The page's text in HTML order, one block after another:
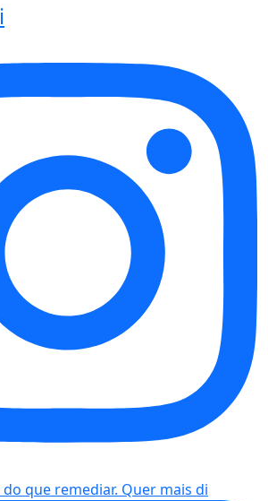
que remediar. Quer mais di